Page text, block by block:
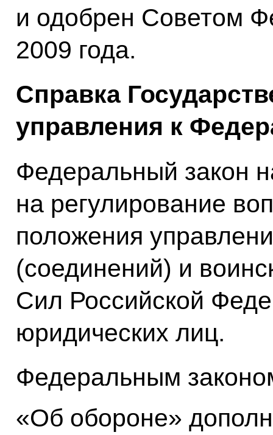
и одобрен Советом
2009 года.
Справка
управления к
Федеральный закон
на регулирование
положения
(соединений) и
Сил Российской
юридических лиц.
Федеральным
«Об обороне»